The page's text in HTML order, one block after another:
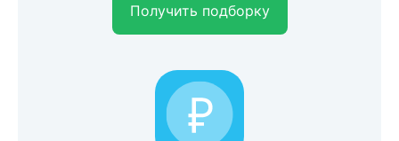
Получить подборку